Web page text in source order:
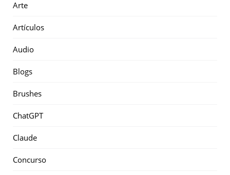
Arte
Artículos
Audio
Blogs
Brushes
ChatGPT
Claude
Concurso